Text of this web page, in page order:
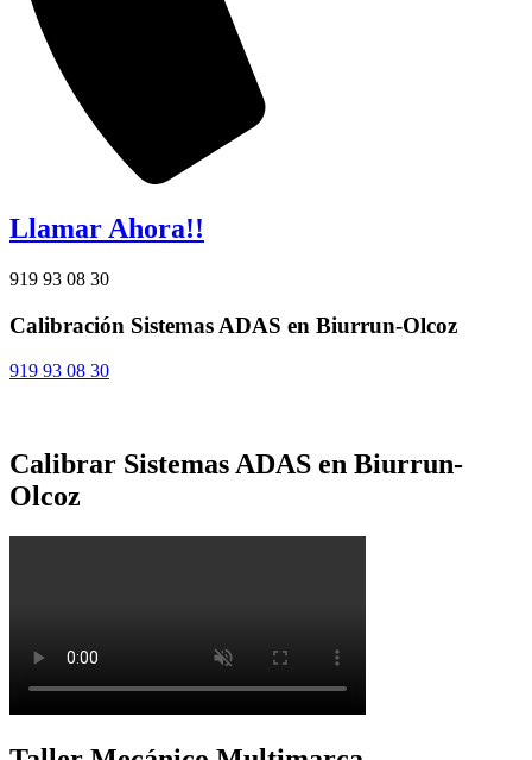
Llamar Ahora!!
919 93 08 30
Calibración Sistemas ADAS en Biurrun-Olcoz
919 93 08 30
Calibrar Sistemas ADAS en Biurrun-
Olcoz